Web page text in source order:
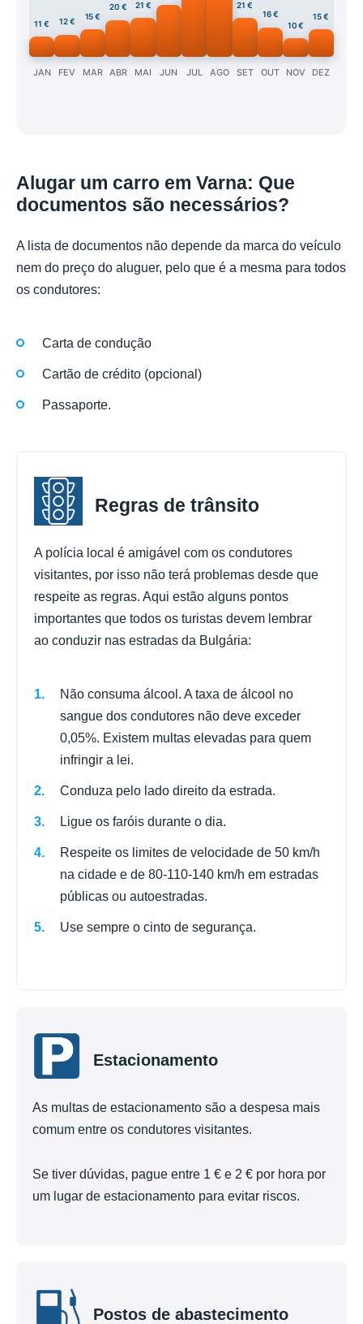
11 €
JAN
12 €
FEV
15 €
MAR
20 €
ABR
21 €
MAI JUN JUL AGO
21 €
SET
16 €
OUT
10 €
NOV
15 €
DEZ
Alugar um carro em Varna: Que
documentos são necessários?
A lista de documentos não depende da marca do veículo
nem do preço do aluguer, pelo que é a mesma para todos
os condutores:
Carta de condução
Cartão de crédito (opcional)
Passaporte.
Regras de trânsito
A polícia local é amigável com os condutores
visitantes, por isso não terá problemas desde que
respeite as regras. Aqui estão alguns pontos
importantes que todos os turistas devem lembrar
ao conduzir nas estradas da Bulgária:
Não consuma álcool. A taxa de álcool no
sangue dos condutores não deve exceder
0,05%. Existem multas elevadas para quem
infringir a lei.
Conduza pelo lado direito da estrada.
Ligue os faróis durante o dia.
Respeite os limites de velocidade de 50 km/h
na cidade e de 80-110-140 km/h em estradas
públicas ou autoestradas.
Use sempre o cinto de segurança.
Estacionamento
As multas de estacionamento são a despesa mais
comum entre os condutores visitantes.
Se tiver dúvidas, pague entre 1 € e 2 € por hora por
um lugar de estacionamento para evitar riscos.
Postos de abastecimento